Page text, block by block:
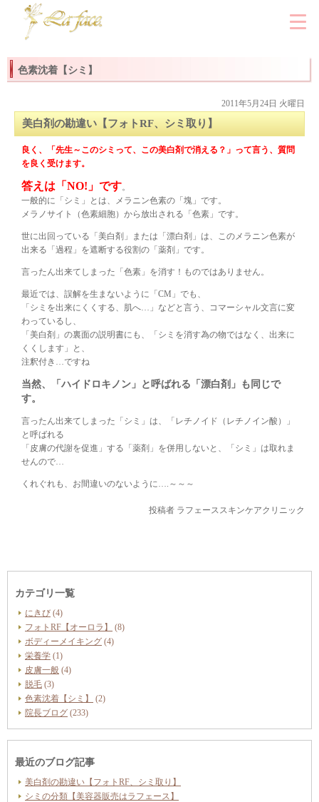
色素沈着【シミ】
2011年5月24日 火曜日
美白剤の勘違い【フォトRF、シミ取り】
良く、「先生～このシミって、この美白剤で消える？」って言う、質問
を良く受けます。
答えは「NO!」です。
一般的に「シミ」とは、メラニン色素の「塊」です。
メラノサイト（色素細胞）から放出される「色素」です。
世に出回っている「美白剤」または「漂白剤」は、このメラニン色素が
出来る「過程」を遮断する役割の「薬剤」です。
言ったん出来てしまった「色素」を消す！ものではありません。
最近では、誤解を生まないように「CM」でも、
「シミを出来にくくする、肌へ…」などと言う、コマーシャル文言に変
わっているし、
「美白剤」の裏面の説明書にも、「シミを消す為の物ではなく、出来に
くくします」と、
注釈付き…ですね
当然、「ハイドロキノン」と呼ばれる「漂白剤」も同じで
す。
言ったん出来てしまった「シミ」は、「レチノイド（レチノイン酸）」
と呼ばれる
「皮膚の代謝を促進」する「薬剤」を併用しないと、「シミ」は取れま
せんので…
くれぐれも、お間違いのないように….～～～
投稿者 ラフェーススキンケアクリニック
カテゴリ一覧
にきび (4)
フォトRF【オーロラ】
(8)
ボディーメイキング (4)
栄養学 (1)
皮膚一般 (4)
脱毛 (3)
色素沈着【シミ】
(2)
院長ブログ (233)
最近のブログ記事
美白剤の勘違い【フォトRF、シミ取り】
シミの分類【美容器販売はラフェース】